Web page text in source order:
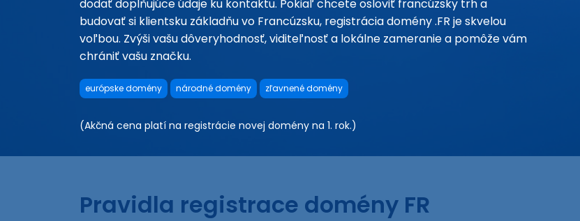
dodať doplňujúce údaje ku kontaktu. Pokiaľ chcete osloviť francúzsky trh a
budovať si klientsku základňu vo Francúzsku, registrácia domény .FR je skvelou
voľbou. Zvýši vašu dôveryhodnosť, viditeľnosť a lokálne zameranie a pomôže vám
chrániť vašu značku.
európske domény národné domény zľavnené domény
(Akčná cena platí na registrácie novej domény na 1. rok.)
Pravidla registrace domény FR